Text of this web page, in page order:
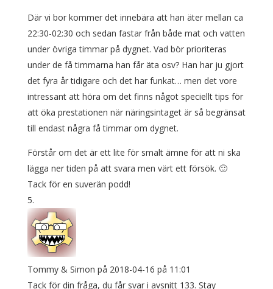
Där vi bor kommer det innebära att han äter mellan ca
22:30-02:30 och sedan fastar från både mat och vatten
under övriga timmar på dygnet. Vad bör prioriteras
under de få timmarna han får äta osv? Han har ju gjort
det fyra år tidigare och det har funkat… men det vore
intressant att höra om det finns något speciellt tips för
att öka prestationen när näringsintaget är så begränsat
till endast några få timmar om dygnet.
Förstår om det är ett lite för smalt ämne för att ni ska
lägga ner tiden på att svara men värt ett försök. 🙂
Tack för en suverän podd!
Tommy & Simon på 2018-04-16 på 11:01
Tack för din fråga, du får svar i avsnitt 133. Stay